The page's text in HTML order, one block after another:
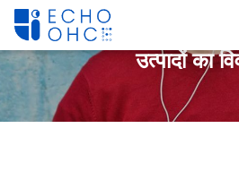
उत्पादों का